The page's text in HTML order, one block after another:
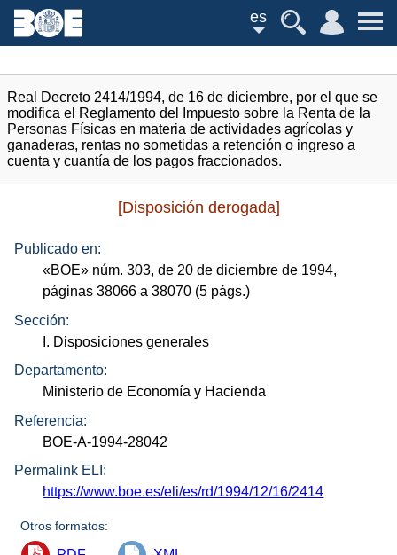
es
Real Decreto 2414/1994, de 16 de diciembre, por el que se
modifica el Reglamento del Impuesto sobre la Renta de la
Personas Físicas en materia de actividades agrícolas y
ganaderas, rentas no sometidas a retención o ingreso a
cuenta y cuantía de los pagos fraccionados.
[Disposición derogada]
Publicado en:
«BOE» núm. 303, de 20 de diciembre de 1994,
páginas 38066 a 38070 (5 págs.)
Sección:
I. Disposiciones generales
Departamento:
Ministerio de Economía y Hacienda
Referencia:
BOE-A-1994-28042
Permalink ELI:
https://www.boe.es/eli/es/rd/1994/12/16/2414
Otros formatos: